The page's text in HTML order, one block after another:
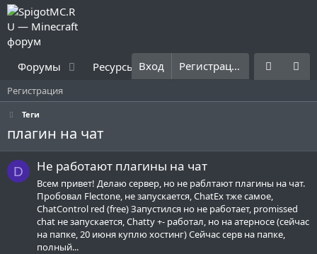
Форумы Ресурсы Что нового? Правила
Вход Регистрация
Регистрация
Теги
плагин на чат
D Не работают плагины на чат
Всем привет! Делаю сервер, но не раблтают плагины на чат.
Пробовал Flectone, не запускается, ChatEx тже самое,
ChatControl red (free) Запустился но не работает, promissed
chat не запускается, Chatty +- работал, но на атерносе (сейчас
на папке, 20 июня куплю хостинг) Сейчас серв на папке,
полный...